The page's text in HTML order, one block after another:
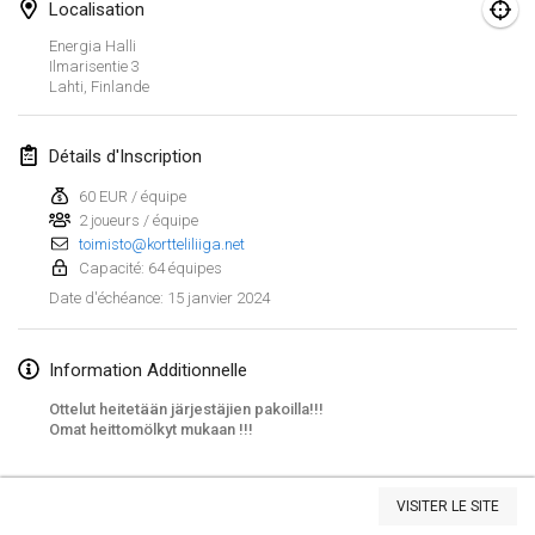
Afficher la liste
Localisation
Energia Halli
Ilmarisentie 3
Lahti Finlande
Détails d'Inscription
60 EUR / équipe
2 joueurs / équipe
toimisto@kortteliliiga.net
Capacité: 64 équipes
Date d'échéance: 15 janvier 2024
Information Additionnelle
Ottelut heitetään järjestäjien pakoilla!!!
Omat heittomölkyt mukaan !!!
VISITER LE SITE
Tournoi de Mölkky - Lesfous Dubâtonvaigeois
27 janv. 2024
SingeliDuppeli
février 2024
US Mölkky Winter
SM HalliMölkky - Finnish Championship
3 févr. 2024|Finlande